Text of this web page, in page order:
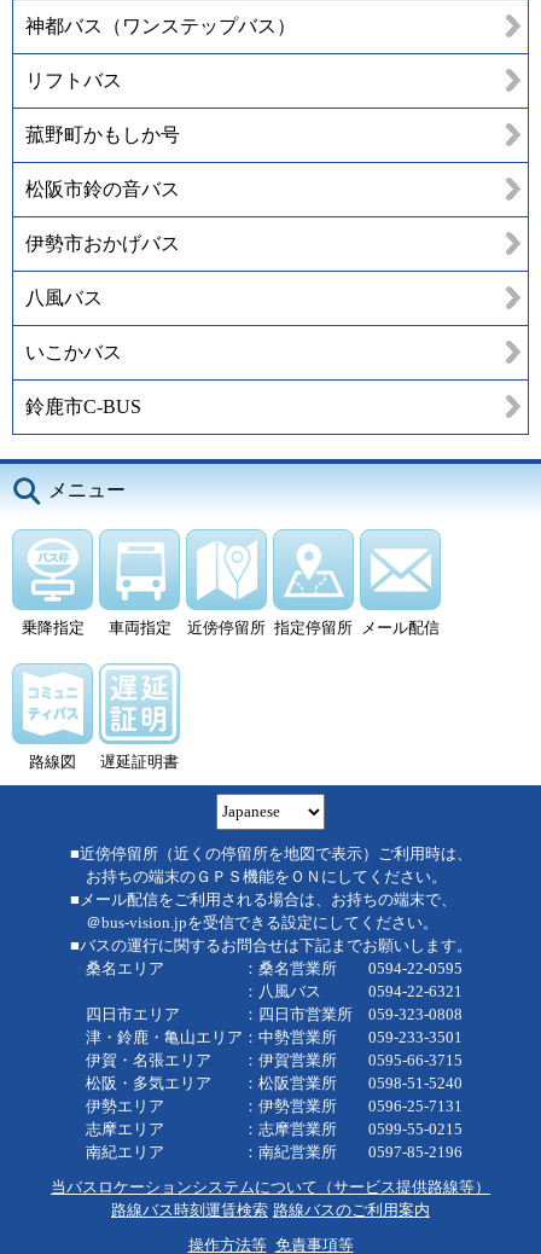
神都バス（ワンステップバス）
リフトバス
菰野町かもしか号
松阪市鈴の音バス
伊勢市おかげバス
八風バス
いこかバス
鈴鹿市C-BUS
メニュー
乗降指定 車両指定 近傍停留所 指定停留所 メール配信
路線図 遅延証明書
■近傍停留所（近くの停留所を地図で表示）ご利用時は、
お持ちの端末のＧＰＳ機能をＯＮにしてください。
■メール配信をご利用される場合は、お持ちの端末で、
＠bus-vision.jpを受信できる設定にしてください。
■バスの運行に関するお問合せは下記までお願いします。
桑名エリア ：桑名営業所 0594-22-0595
：八風バス 0594-22-6321
四日市エリア ：四日市営業所 059-323-0808
津・鈴鹿・亀山エリア：中勢営業所 059-233-3501
伊賀・名張エリア ：伊賀営業所 0595-66-3715
松阪・多気エリア ：松阪営業所 0598-51-5240
伊勢エリア ：伊勢営業所 0596-25-7131
志摩エリア ：志摩営業所 0599-55-0215
南紀エリア ：南紀営業所 0597-85-2196
当バスロケーションシステムについて（サービス提供路線等）
路線バス時刻運賃検索 路線バスのご利用案内
操作方法等 免責事項等